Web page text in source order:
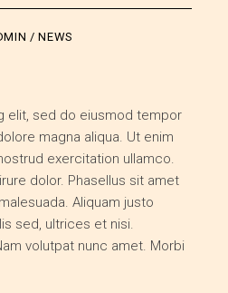
NEWS
elit, sed do eiusmod tempor
magna aliqua. Ut enim
exercitation ullamco.
dolor. Phasellus sit amet
Aliquam justo
sed, ultrices et nisi.
volutpat nunc amet. Morbi